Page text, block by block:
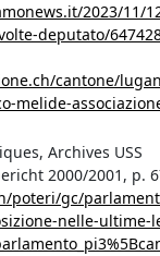
2023/11/
deputato/
cantone/
melide-
Archives USS
2000/2001, p.
poteri/gc/
nelle-